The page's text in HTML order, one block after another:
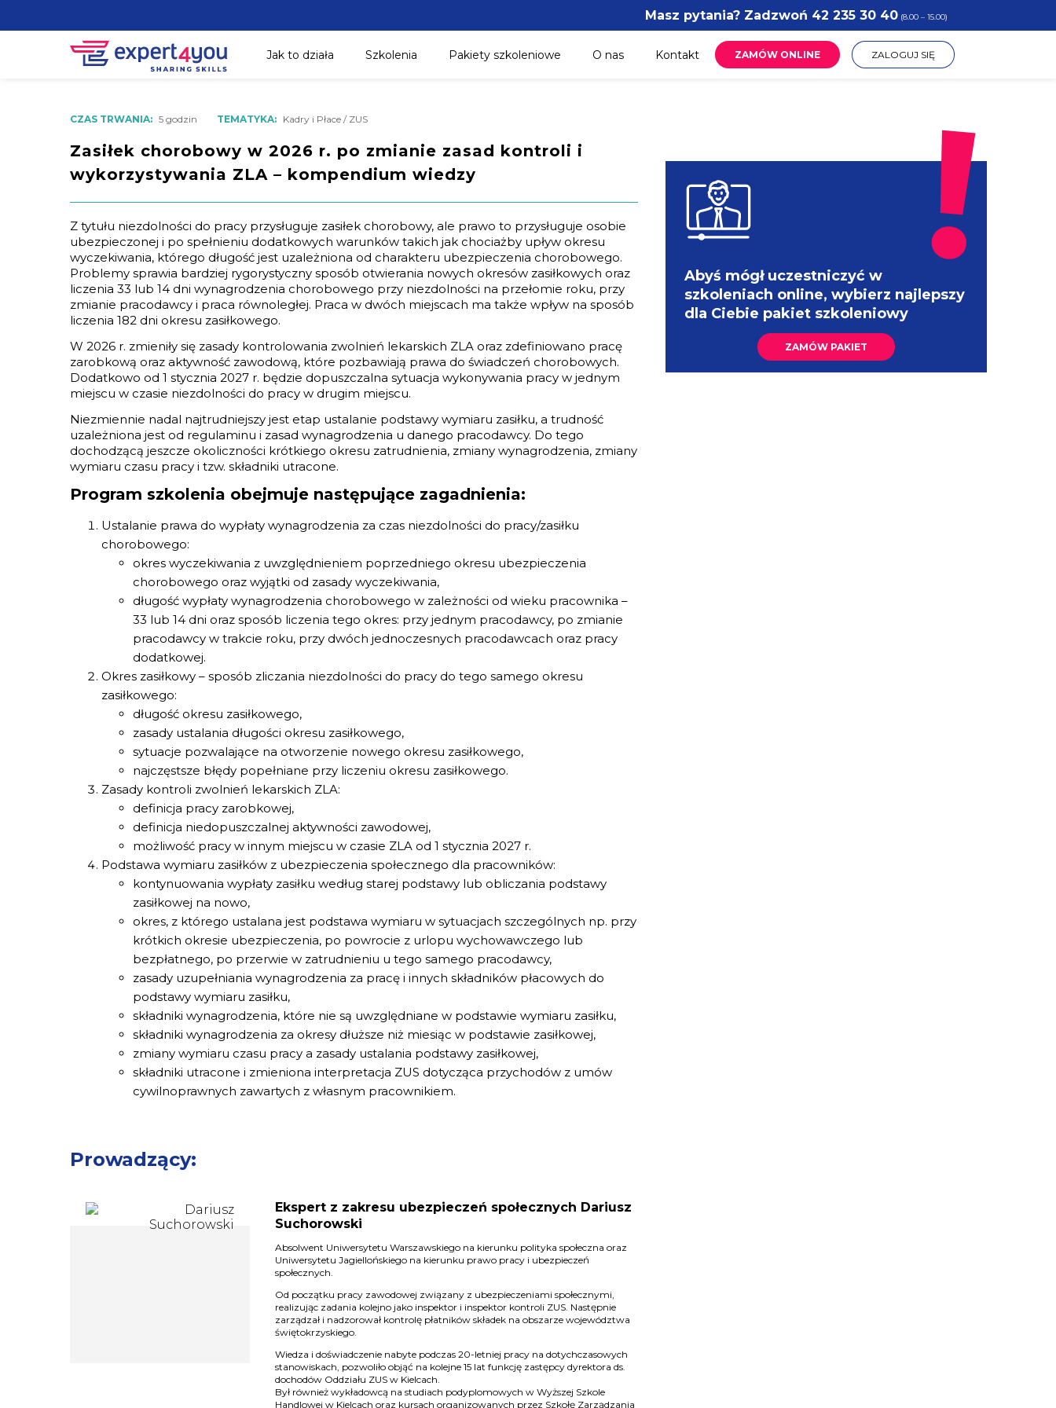
Masz pytania? Zadzwoń 42 235 30 40(8.00 – 15.00)
Jak to działa Szkolenia Pakiety szkoleniowe O nas Kontakt ZAMÓW ONLINE ZALOGUJ SIĘ
CZAS TRWANIA: 5 godzin TEMATYKA: Kadry i Płace / ZUS
Zasiłek chorobowy w 2026 r. po zmianie zasad kontroli i
wykorzystywania ZLA – kompendium wiedzy
Z tytułu niezdolności do pracy przysługuje zasiłek chorobowy, ale prawo to przysługuje osobie
ubezpieczonej i po spełnieniu dodatkowych warunków takich jak chociażby upływ okresu
wyczekiwania, którego długość jest uzależniona od charakteru ubezpieczenia chorobowego.
Problemy sprawia bardziej rygorystyczny sposób otwierania nowych okresów zasiłkowych oraz
liczenia 33 lub 14 dni wynagrodzenia chorobowego przy niezdolności na przełomie roku, przy
zmianie pracodawcy i praca równoległej. Praca w dwóch miejscach ma także wpływ na sposób
liczenia 182 dni okresu zasiłkowego.
W 2026 r. zmieniły się zasady kontrolowania zwolnień lekarskich ZLA oraz zdefiniowano pracę
zarobkową oraz aktywność zawodową, które pozbawiają prawa do świadczeń chorobowych.
Dodatkowo od 1 stycznia 2027 r. będzie dopuszczalna sytuacja wykonywania pracy w jednym
miejscu w czasie niezdolności do pracy w drugim miejscu.
Niezmiennie nadal najtrudniejszy jest etap ustalanie podstawy wymiaru zasiłku, a trudność
uzależniona jest od regulaminu i zasad wynagrodzenia u danego pracodawcy. Do tego
dochodzącą jeszcze okoliczności krótkiego okresu zatrudnienia, zmiany wynagrodzenia, zmiany
wymiaru czasu pracy i tzw. składniki utracone.
Program szkolenia obejmuje następujące zagadnienia:
Ustalanie prawa do wypłaty wynagrodzenia za czas niezdolności do pracy/zasiłku
chorobowego:
okres wyczekiwania z uwzględnieniem poprzedniego okresu ubezpieczenia
chorobowego oraz wyjątki od zasady wyczekiwania,
długość wypłaty wynagrodzenia chorobowego w zależności od wieku pracownika –
33 lub 14 dni oraz sposób liczenia tego okres: przy jednym pracodawcy, po zmianie
pracodawcy w trakcie roku, przy dwóch jednoczesnych pracodawcach oraz pracy
dodatkowej.
Okres zasiłkowy – sposób zliczania niezdolności do pracy do tego samego okresu
zasiłkowego:
długość okresu zasiłkowego,
zasady ustalania długości okresu zasiłkowego,
sytuacje pozwalające na otworzenie nowego okresu zasiłkowego,
najczęstsze błędy popełniane przy liczeniu okresu zasiłkowego.
Zasady kontroli zwolnień lekarskich ZLA:
definicja pracy zarobkowej,
definicja niedopuszczalnej aktywności zawodowej,
możliwość pracy w innym miejscu w czasie ZLA od 1 stycznia 2027 r.
Podstawa wymiaru zasiłków z ubezpieczenia społecznego dla pracowników:
kontynuowania wypłaty zasiłku według starej podstawy lub obliczania podstawy
zasiłkowej na nowo,
okres, z którego ustalana jest podstawa wymiaru w sytuacjach szczególnych np. przy
krótkich okresie ubezpieczenia, po powrocie z urlopu wychowawczego lub
bezpłatnego, po przerwie w zatrudnieniu u tego samego pracodawcy,
zasady uzupełniania wynagrodzenia za pracę i innych składników płacowych do
podstawy wymiaru zasiłku,
składniki wynagrodzenia, które nie są uwzględniane w podstawie wymiaru zasiłku,
składniki wynagrodzenia za okresy dłuższe niż miesiąc w podstawie zasiłkowej,
zmiany wymiaru czasu pracy a zasady ustalania podstawy zasiłkowej,
składniki utracone i zmieniona interpretacja ZUS dotycząca przychodów z umów
cywilnoprawnych zawartych z własnym pracownikiem.
Prowadzący:
Ekspert z zakresu ubezpieczeń społecznych Dariusz
Suchorowski
Absolwent Uniwersytetu Warszawskiego na kierunku polityka społeczna oraz
Uniwersytetu Jagiellońskiego na kierunku prawo pracy i ubezpieczeń
społecznych.
Od początku pracy zawodowej związany z ubezpieczeniami społecznymi,
realizując zadania kolejno jako inspektor i inspektor kontroli ZUS. Następnie
zarządzał i nadzorował kontrolę płatników składek na obszarze województwa
świętokrzyskiego.
Wiedza i doświadczenie nabyte podczas 20-letniej pracy na dotychczasowych
stanowiskach, pozwoliło objąć na kolejne 15 lat funkcję zastępcy dyrektora ds.
dochodów Oddziału ZUS w Kielcach.
Był również wykładowcą na studiach podyplomowych w Wyższej Szkole
Handlowej w Kielcach oraz kursach organizowanych przez Szkołę Zarządzania
Abyś mógł uczestniczyć w
szkoleniach online, wybierz najlepszy
dla Ciebie pakiet szkoleniowy
ZAMÓW PAKIET